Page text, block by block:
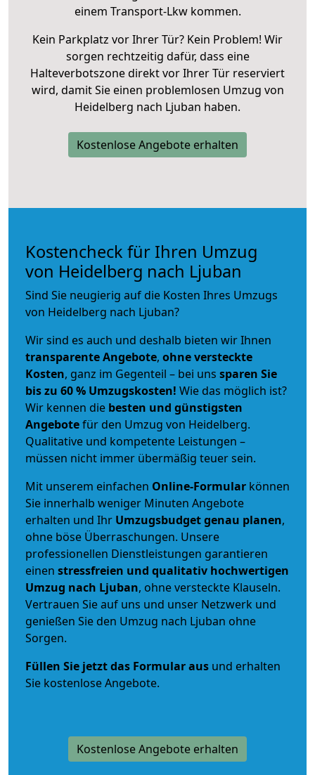
einem Transport-Lkw kommen.
Kein Parkplatz vor Ihrer Tür? Kein Problem! Wir
sorgen rechtzeitig dafür, dass eine
Halteverbotszone direkt vor Ihrer Tür reserviert
wird, damit Sie einen problemlosen Umzug von
Heidelberg nach Ljuban haben.
Kostenlose Angebote erhalten
Kostencheck für Ihren Umzug
von Heidelberg nach Ljuban
Sind Sie neugierig auf die Kosten Ihres Umzugs
von Heidelberg nach Ljuban?
Wir sind es auch und deshalb bieten wir Ihnen
transparente Angebote, ohne versteckte
Kosten, ganz im Gegenteil – bei uns sparen Sie
bis zu 60 % Umzugskosten! Wie das möglich ist?
Wir kennen die besten und günstigsten
Angebotefür den Umzug von Heidelberg.
Qualitative und kompetente Leistungen –
müssen nicht immer übermäßig teuer sein.
Mit unserem einfachen Online-Formular können
Sie innerhalb weniger Minuten Angebote
erhalten und Ihr Umzugsbudgetgenau planen,
ohne böse Überraschungen. Unsere
professionellen Dienstleistungen garantieren
einen stressfreien und qualitativ hochwertigen
Umzug nach Ljuban, ohne versteckte Klauseln.
Vertrauen Sie auf uns und unser Netzwerk und
genießen Sie den Umzug nach Ljuban ohne
Sorgen.
Füllen Sie jetzt das Formular aus und erhalten
Sie kostenlose Angebote.
Kostenlose Angebote erhalten